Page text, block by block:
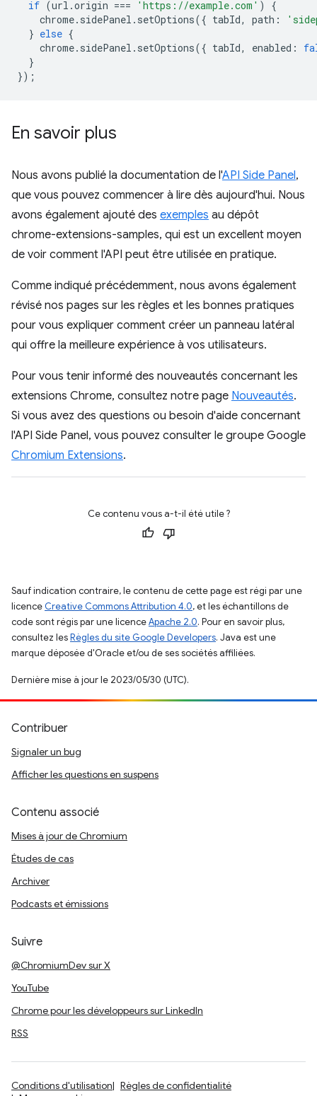
if (url .origin === 'https://example.com' )
{
chrome. sidePanel . setOptions({ tabId, path :
} else {
chrome. sidePanel . setOptions({ tabId, enabled :
}
});
En savoir plus
Nous avons publié la documentation de l'API Side Panel,
que vous pouvez commencer à lire dès aujourd'hui. Nous
avons également ajouté des exemples au dépôt
chrome-extensions-samples, qui est un excellent moyen
de voir comment l'API peut être utilisée en pratique.
Comme indiqué précédemment, nous avons également
révisé nos pages sur les règles et les bonnes pratiques
pour vous expliquer comment créer un panneau latéral
qui offre la meilleure expérience à vos utilisateurs.
Pour vous tenir informé des nouveautés concernant les
extensions Chrome, consultez notre page Nouveautés.
Si vous avez des questions ou besoin d'aide concernant
l'API Side Panel, vous pouvez consulter le groupe Google
Chromium Extensions.
Ce contenu vous a-t-il été utile ?
Sauf indication contraire, le contenu de cette page est régi par une
licence Creative Commons Attribution 4.0, et les échantillons de
code sont régis par une licenceApache 2.0. Pour en savoir plus,
consultez lesRègles du site Google Developers. Java est une
marque déposée d'Oracle et/ou de ses sociétés affiliées.
Dernière mise à jour le 2023/05/30 (UTC).
Contribuer
Signaler un bug
Afficher les questions en suspens
Contenu associé
Mises à jour de Chromium
Études de cas
Archiver
Podcasts et émissions
Suivre
@ChromiumDev sur X
YouTube
Chrome pour les développeurs sur LinkedIn
RSS
Conditions d'utilisation
Règles de confidentialité